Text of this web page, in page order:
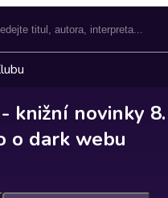
knižní novinky
o dark webu